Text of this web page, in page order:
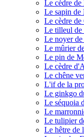
Le cèdre de
Le sapin de
Le cèdre de
Le tilleul
Le noyer
Le mûrier
Le pin de
Le cèdre
Le chêne
L'if de la
Le ginkgo
Le séquoia
Le
Le tulipier
Le hêtre de